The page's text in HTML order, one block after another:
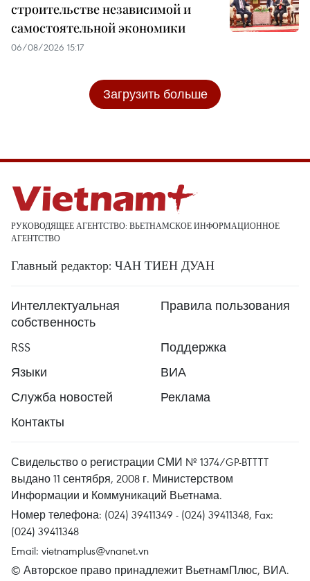
строительстве независимой и
самостоятельной экономики
06/08/2026 15:17
Загрузить больше
РУКОВОДЯЩЕЕ АГЕНТСТВО: ВЬЕТНАМСКОЕ ИНФОРМАЦИОННОЕ
АГЕНТСТВО
Главный редактор: ЧАН ТИЕН ДУАН
Интеллектуальная
собственность
Правила пользования
RSS
Поддержка
Языки
ВИА
Служба новостей
Реклама
Контакты
Свидельство о регистрации СМИ № 1374/GP-BTTTT
выдано 11 сентября, 2008 г. Министерством
Информации и Коммуникаций Вьетнама.
Номер телефона: (024) 39411349 - (024) 39411348, Fax:
(024) 39411348
Email: vietnamplus@vnanet.vn
© Авторское право принадлежит ВьетнамПлюс, ВИА.